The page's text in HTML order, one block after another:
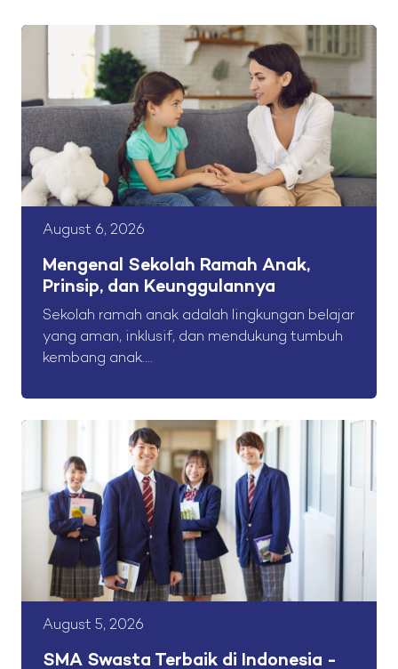
August 6, 2026
Mengenal Sekolah Ramah Anak,
Prinsip, dan Keunggulannya
Sekolah ramah anak adalah lingkungan belajar
yang aman, inklusif, dan mendukung tumbuh
kembang anak....
August 5, 2026
SMA Swasta Terbaik di Indonesia -